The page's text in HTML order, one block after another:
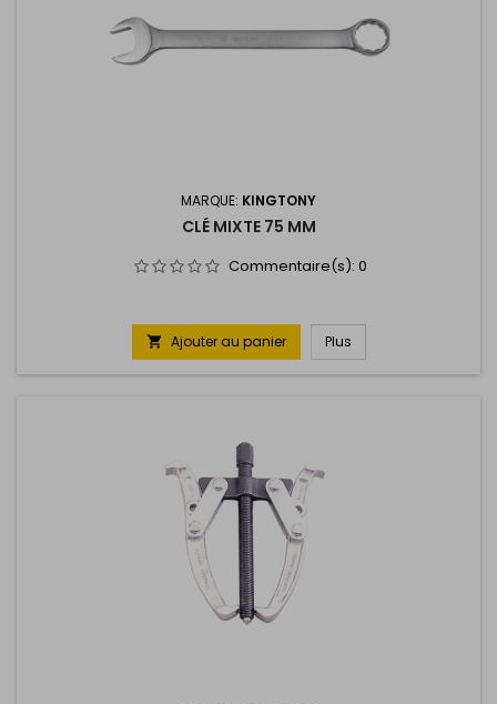
MARQUE: KINGTONY
CLÉ MIXTE 75 MM
Commentaire(s): 0
 Ajouter au panier Plus